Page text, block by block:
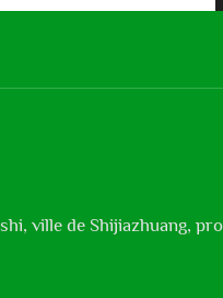
ville de Shijiazhuang,